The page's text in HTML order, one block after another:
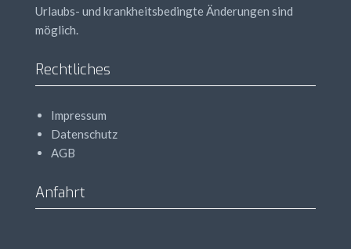
Urlaubs- und krankheitsbedingte Änderungen sind
möglich.
Rechtliches
Impressum
Datenschutz
AGB
Anfahrt